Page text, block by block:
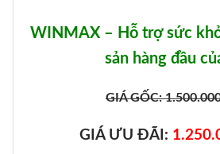
WINMAX – Hỗ trợ sức
sản hàng đầu
GIÁ GỐC:
GIÁ ƯU ĐÃI: